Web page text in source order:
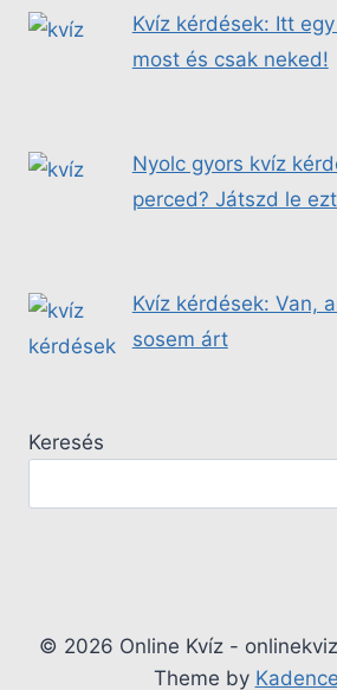
Kvíz kérdések: Itt
most és csak neked!
Nyolc gyors kvíz
perced? Játszd le
Kvíz kérdések: Van,
sosem árt
Keresés
© 2026 Online Kvíz -
Theme by